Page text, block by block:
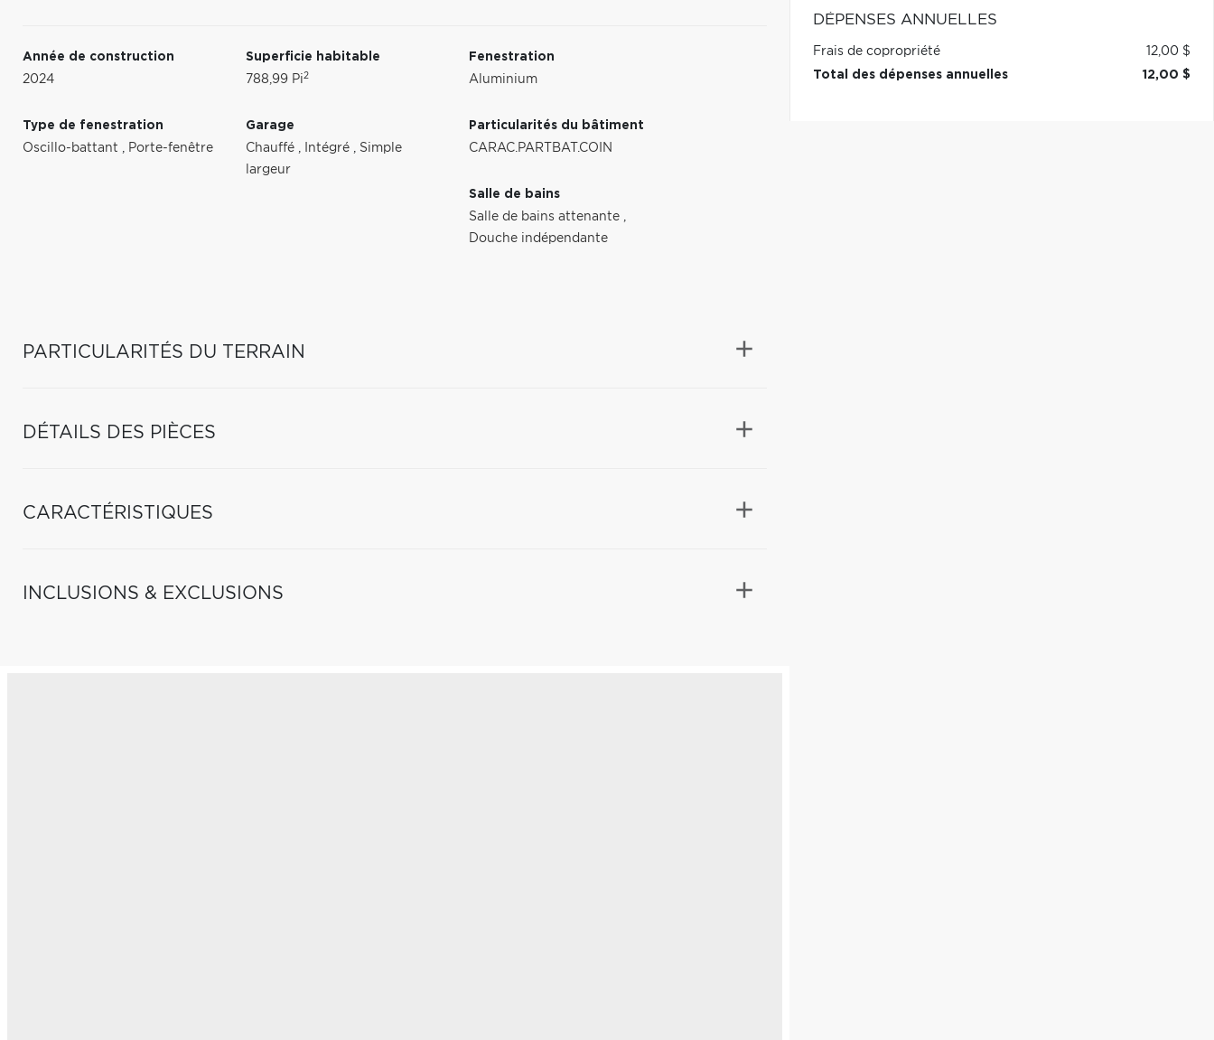
Année de construction
2024
Superficie habitable
788,99 Pi2
Fenestration
Aluminium
Type de fenestration
Oscillo-battant , Porte-fenêtre
Garage
Chauffé , Intégré , Simple
largeur
Particularités du bâtiment
CARAC.PARTBAT.COIN
Salle de bains
Salle de bains attenante ,
Douche indépendante
PARTICULARITÉS DU TERRAIN
DÉTAILS DES PIÈCES
CARACTÉRISTIQUES
INCLUSIONS & EXCLUSIONS
DÉPENSES ANNUELLES
Frais de copropriété
12,00 $
Total des dépenses annuelles
12,00 $